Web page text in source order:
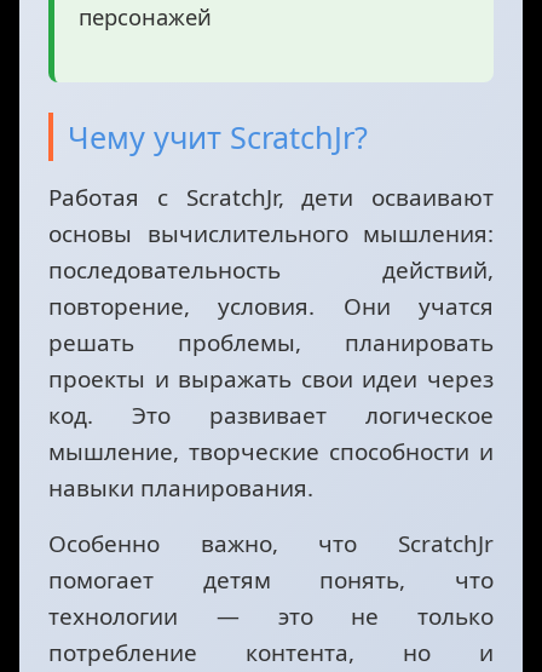
персонажей
Чему учит ScratchJr?
Работая с ScratchJr, дети осваивают
основы вычислительного мышления:
последовательность действий,
повторение, условия. Они учатся
решать проблемы, планировать
проекты и выражать свои идеи через
код. Это развивает логическое
мышление, творческие способности и
навыки планирования.
Особенно важно, что ScratchJr
помогает детям понять, что
технологии — это не только
потребление контента, но и